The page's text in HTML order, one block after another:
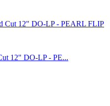
12" DO-LP - PE...